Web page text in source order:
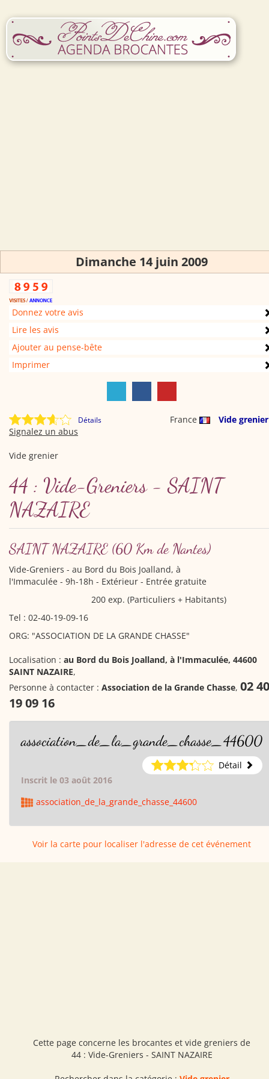
Dimanche 14 juin 2009
Donnez votre avis
Lire les avis
Ajouter au pense-bête
Imprimer
Détails France
Vide grenier
Signalez un abus
Vide grenier
44 : Vide-Greniers - SAINT
NAZAIRE
SAINT NAZAIRE (60 Km de Nantes)
Vide-Greniers - au Bord du Bois Joalland, à
l'Immaculée - 9h-18h - Extérieur - Entrée gratuite
200 exp. (Particuliers + Habitants)
Tel : 02-40-19-09-16
ORG: "ASSOCIATION DE LA GRANDE CHASSE"
Localisation : au Bord du Bois Joalland, à l'Immaculée, 44600
SAINT NAZAIRE,
Personne à contacter : Association de la Grande Chasse, 02 40
19 09 16
association_de_la_grande_chasse_44600
Détail
Inscrit le 03 août 2016
association_de_la_grande_chasse_44600
Voir la carte pour localiser l'adresse de cet événement
Cette page concerne les brocantes et vide greniers de
44 : Vide-Greniers - SAINT NAZAIRE